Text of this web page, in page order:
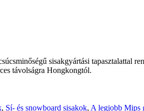
sisakgyártási tapasztalattal
távolságra Hongkongtól.
, Sí- és snowboard sisakok, A legjobb Mips